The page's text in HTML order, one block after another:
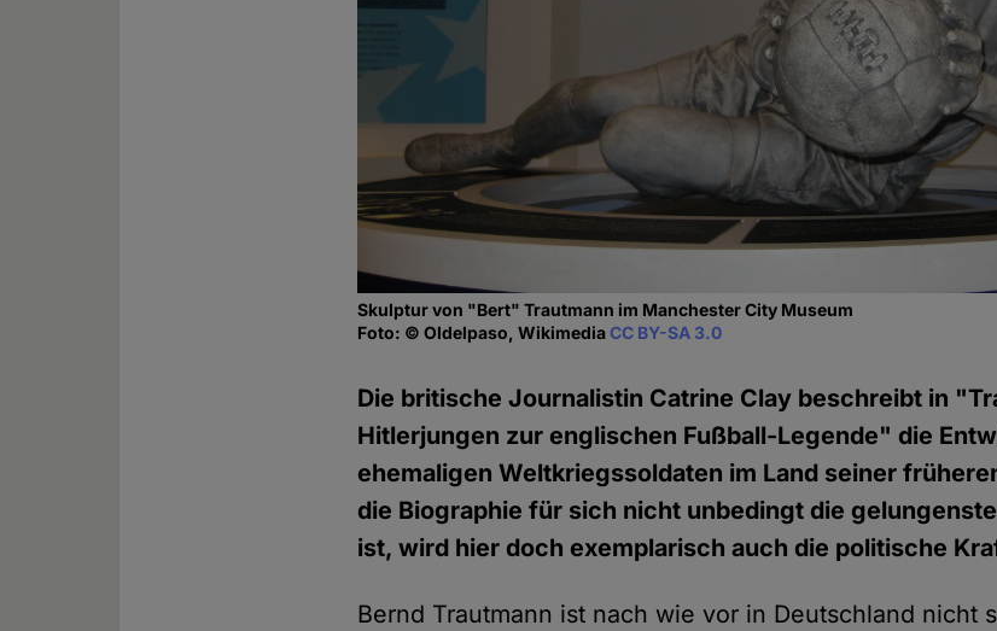
Skulptur von "Bert" Trautmann im Manchester City Museum
Foto: © Oldelpaso, WikimediaCC BY-SA 3.0
Die britische Journalistin Catrine Clay beschreibt in
Hitlerjungen zur englischen Fußball-Legende" die
ehemaligen Weltkriegssoldaten im Land seiner
die Biographie für sich nicht unbedingt die
ist, wird hier doch exemplarisch auch die politische
Bernd Trautmann ist nach wie vor in Deutschland nicht